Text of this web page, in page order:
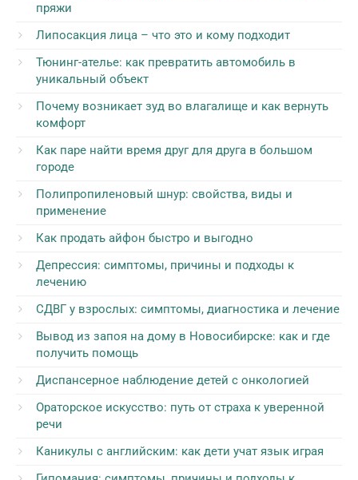
пряжи
Липосакция лица – что это и кому подходит
Тюнинг-ателье: как превратить автомобиль в
уникальный объект
Почему возникает зуд во влагалище и как вернуть
комфорт
Как паре найти время друг для друга в большом
городе
Полипропиленовый шнур: свойства, виды и
применение
Как продать айфон быстро и выгодно
Депрессия: симптомы, причины и подходы к
лечению
СДВГ у взрослых: симптомы, диагностика и лечение
Вывод из запоя на дому в Новосибирске: как и где
получить помощь
Диспансерное наблюдение детей с онкологией
Ораторское искусство: путь от страха к уверенной
речи
Каникулы с английским: как дети учат язык играя